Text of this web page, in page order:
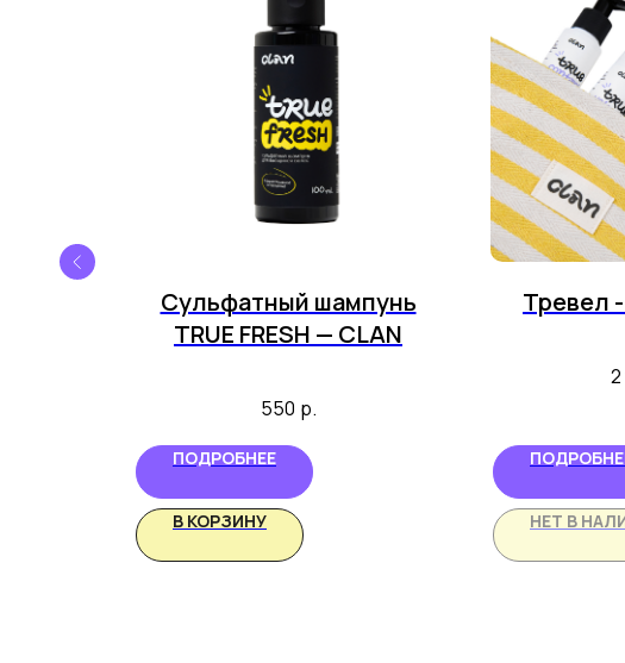
Сульфатный шампунь
TRUE FRESH — CLAN
550 р.
ПОДРОБНЕЕ
В КОРЗИНУ
Тревел
НЕТ В